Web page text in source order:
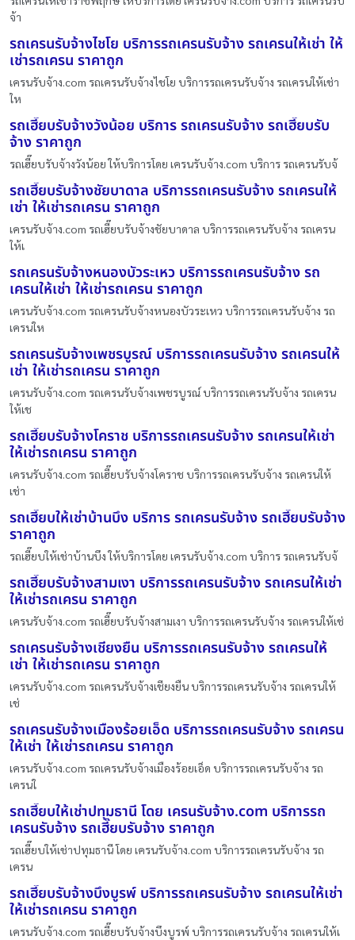
จ้า
รถเครนรับจ้างไชโย บริการรถเครนรับจ้าง รถเครนให้เช่า ให้
เช่ารถเครน ราคาถูก
เครนรับจ้าง.com รถเครนรับจ้างไชโย บริการรถเครนรับจ้าง รถเครนให้เช่า
ให
รถเฮี๊ยบรับจ้างวังน้อย บริการ รถเครนรับจ้าง รถเฮี๊ยบรับ
จ้าง ราคาถูก
รถเฮี๊ยบรับจ้างวังน้อย ให้บริการโดย เครนรับจ้าง.com บริการ รถเครนรับจ้
รถเฮี๊ยบรับจ้างชัยบาดาล บริการรถเครนรับจ้าง รถเครนให้
เช่า ให้เช่ารถเครน ราคาถูก
เครนรับจ้าง.com รถเฮี๊ยบรับจ้างชัยบาดาล บริการรถเครนรับจ้าง รถเครน
ให้เ
รถเครนรับจ้างหนองบัวระเหว บริการรถเครนรับจ้าง รถ
เครนให้เช่า ให้เช่ารถเครน ราคาถูก
เครนรับจ้าง.com รถเครนรับจ้างหนองบัวระเหว บริการรถเครนรับจ้าง รถ
เครนให
รถเครนรับจ้างเพชรบูรณ์ บริการรถเครนรับจ้าง รถเครนให้
เช่า ให้เช่ารถเครน ราคาถูก
เครนรับจ้าง.com รถเครนรับจ้างเพชรบูรณ์ บริการรถเครนรับจ้าง รถเครน
ให้เช
รถเฮี๊ยบรับจ้างโคราช บริการรถเครนรับจ้าง รถเครนให้เช่า
ให้เช่ารถเครน ราคาถูก
เครนรับจ้าง.com รถเฮี๊ยบรับจ้างโคราช บริการรถเครนรับจ้าง รถเครนให้
เช่า
รถเฮี๊ยบให้เช่าบ้านบึง บริการ รถเครนรับจ้าง รถเฮี๊ยบรับจ้าง
ราคาถูก
รถเฮี๊ยบให้เช่าบ้านบึง ให้บริการโดย เครนรับจ้าง.com บริการ รถเครนรับจ้
รถเฮี๊ยบรับจ้างสามเงา บริการรถเครนรับจ้าง รถเครนให้เช่า
ให้เช่ารถเครน ราคาถูก
เครนรับจ้าง.com รถเฮี๊ยบรับจ้างสามเงา บริการรถเครนรับจ้าง รถเครนให้เช่
รถเครนรับจ้างเชียงยืน บริการรถเครนรับจ้าง รถเครนให้
เช่า ให้เช่ารถเครน ราคาถูก
เครนรับจ้าง.com รถเครนรับจ้างเชียงยืน บริการรถเครนรับจ้าง รถเครนให้
เช่
รถเครนรับจ้างเมืองร้อยเอ็ด บริการรถเครนรับจ้าง รถเครน
ให้เช่า ให้เช่ารถเครน ราคาถูก
เครนรับจ้าง.com รถเครนรับจ้างเมืองร้อยเอ็ด บริการรถเครนรับจ้าง รถ
เครนใ
รถเฮี๊ยบให้เช่าปทุมธานี โดย เครนรับจ้าง.com บริการรถ
เครนรับจ้าง รถเฮี๊ยบรับจ้าง ราคาถูก
รถเฮี๊ยบให้เช่าปทุมธานี โดย เครนรับจ้าง.com บริการรถเครนรับจ้าง รถ
เครน
รถเฮี๊ยบรับจ้างบึงบูรพ์ บริการรถเครนรับจ้าง รถเครนให้เช่า
ให้เช่ารถเครน ราคาถูก
เครนรับจ้าง.com รถเฮี๊ยบรับจ้างบึงบูรพ์ บริการรถเครนรับจ้าง รถเครนให้เ